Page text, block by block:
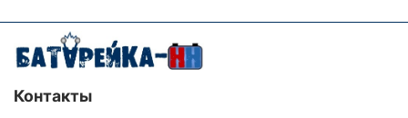
Контакты